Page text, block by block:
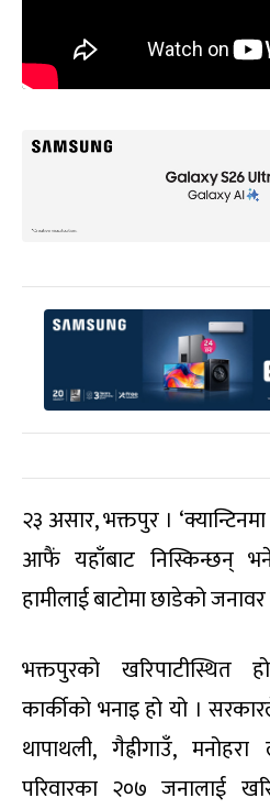
२३ असार, भक्तपुर ।
आफैं यहाँबाट निस्किन्छन्
हामीलाई बाटोमा छाडेको
भक्तपुरको खरिपाटीस्थित
कार्कीको भनाइ हो यो ।
थापाथली, गैह्रीगाउँ,
परिवारका २०७ जनालाई